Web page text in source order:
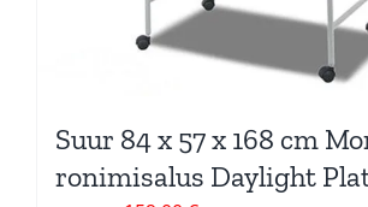
Suur 84 x 57 x 168 cm
ronimisalus Daylight